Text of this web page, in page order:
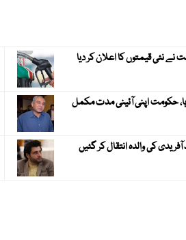
نے نئی قیمتوں کا اعلان کر دیا
حکومت اپنی آئینی مدت مکمل
کی والدہ انتقال کر گئیں